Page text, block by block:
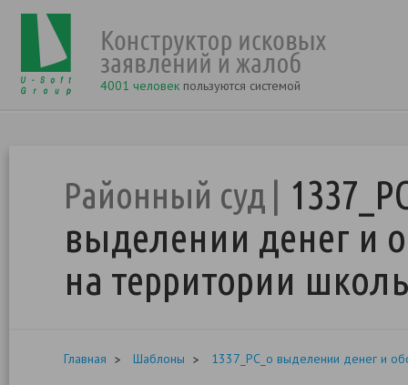
4001 человек пользуются системой
Районный суд
выделении денег и
на территории
Главная Шаблоны 1337_РС_о выделении денег и